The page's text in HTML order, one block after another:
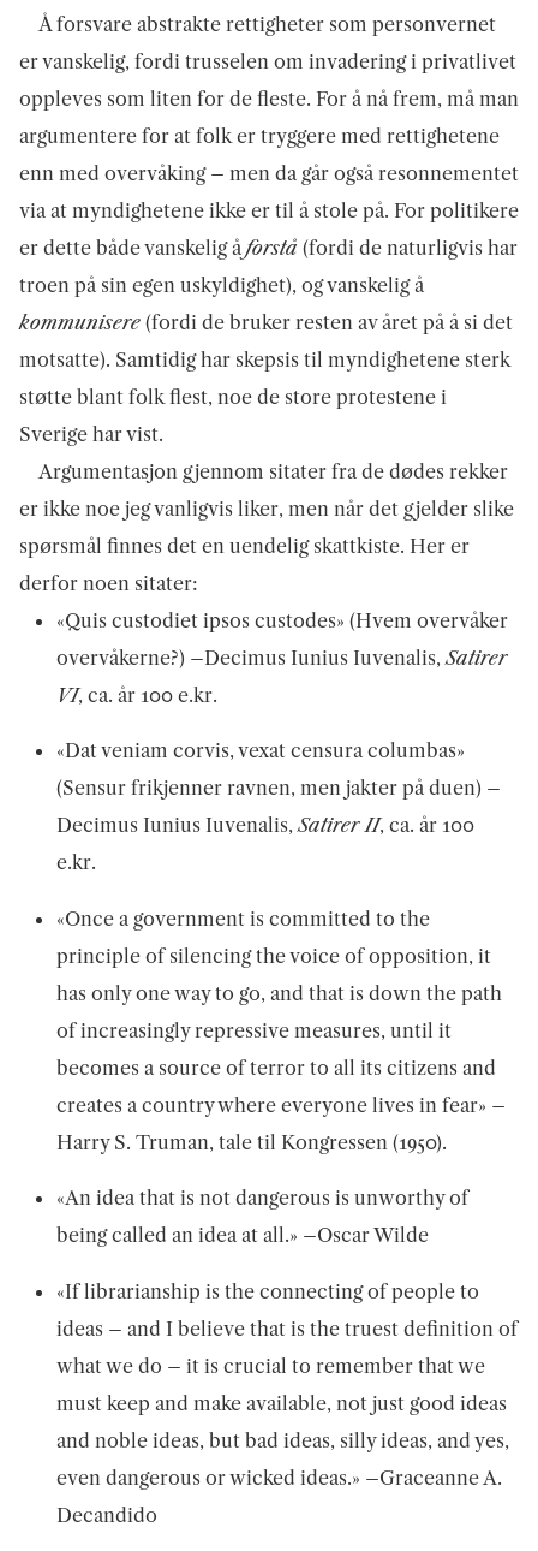
Å forsvare abstrakte rettigheter som personvernet
er vanskelig, fordi trusselen om invadering i privatlivet
oppleves som liten for de fleste. For å nå frem, må man
argumentere for at folk er tryggere med rettighetene
enn med overvåking – men da går også resonnementet
via at myndighetene ikke er til å stole på. For politikere
er dette både vanskelig å forstå (fordi de naturligvis har
troen på sin egen uskyldighet), og vanskelig å
kommunisere (fordi de bruker resten av året på å si det
motsatte). Samtidig har skepsis til myndighetene sterk
støtte blant folk flest, noe de store protestene i
Sverige har vist.
Argumentasjon gjennom sitater fra de dødes rekker
er ikke noe jeg vanligvis liker, men når det gjelder slike
spørsmål finnes det en uendelig skattkiste. Her er
derfor noen sitater:
«Quis custodiet ipsos custodes» (Hvem overvåker
overvåkerne?) –Decimus Iunius Iuvenalis,Satirer
VI, ca. år 100 e.kr.
«Dat veniam corvis, vexat censura columbas»
(Sensur frikjenner ravnen, men jakter på duen) –
Decimus Iunius Iuvenalis,Satirer II, ca. år 100
e.kr.
«Once a government is committed to the
principle of silencing the voice of opposition, it
has only one way to go, and that is down the path
of increasingly repressive measures, until it
becomes a source of terror to all its citizens and
creates a country where everyone lives in fear» –
Harry S. Truman, tale til Kongressen (1950).
«An idea that is not dangerous is unworthy of
being called an idea at all.» –Oscar Wilde
«If librarianship is the connecting of people to
ideas – and I believe that is the truest definition of
what we do – it is crucial to remember that we
must keep and make available, not just good ideas
and noble ideas, but bad ideas, silly ideas, and yes,
even dangerous or wicked ideas.» –Graceanne A.
Decandido